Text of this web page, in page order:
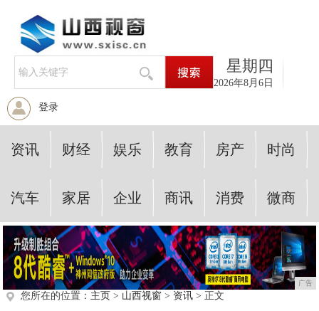
星期四
2026年8月6日
登录
资讯 财经 娱乐 教育 房产 时尚
汽车 家居 企业 商讯 消费 微商
广告
您所在的位置： 主页 > 山西视窗> 资讯> 正文